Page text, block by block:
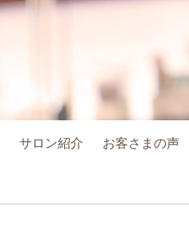
サロン紹介 お客さまの声